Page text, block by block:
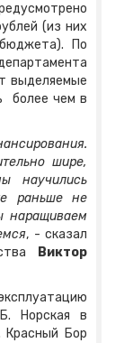
(из них
По
выделяемые
более чем в
шире,
научились
раньше не
наращиваем
, - сказал
Виктор
Норская в
Красный Бор